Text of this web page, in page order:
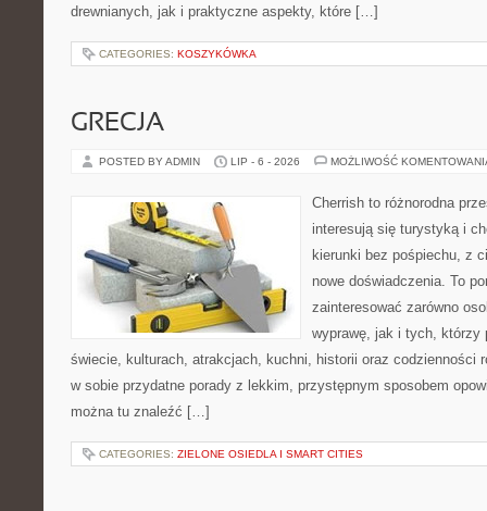
drewnianych, jak i praktyczne aspekty, które […]
CATEGORIES: KOSZYKÓWKA
GRECJA
POSTED BY ADMIN LIP - 6 - 2026 MOŻLIWOŚĆ
Cherrish to różnorodna
interesują się turystyką i
kierunki bez pośpiechu, z
nowe doświadczenia. To
zainteresować zarówno
wyprawę, jak i tych, którzy
świecie, kulturach, atrakcjach, kuchni, historii oraz codzienności
w sobie przydatne porady z lekkim, przystępnym sposobem
można tu znaleźć […]
CATEGORIES: ZIELONE OSIEDLA I SMART CITIES